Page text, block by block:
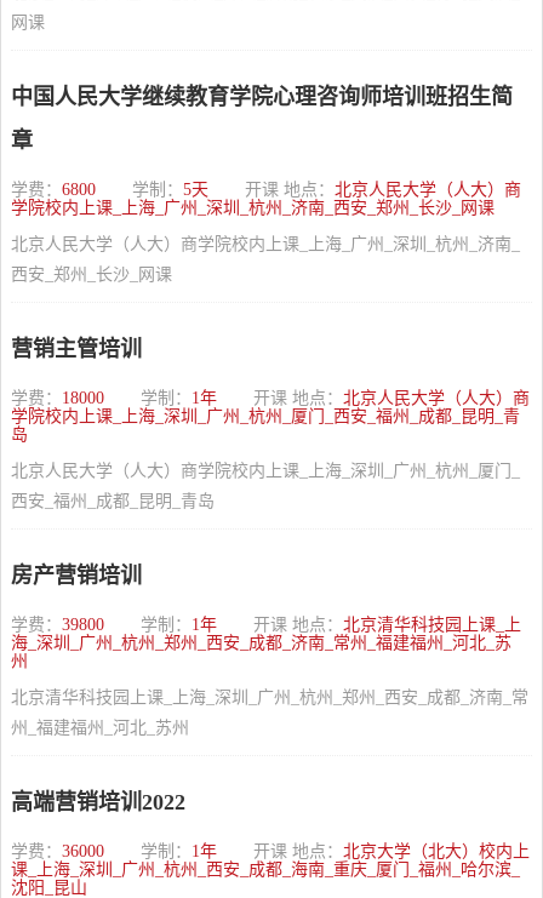
网课
中国人民大学继续教育学院心理咨询师培训班招生简
章
学费： 6800 学制： 5天 开课 地点： 北京人民大学（人大）商
学院校内上课_上海_广州_深圳_杭州_济南_西安_郑州_长沙_网课
北京人民大学（人大）商学院校内上课_上海_广州_深圳_杭州_济南_
西安_郑州_长沙_网课
营销主管培训
学费： 18000 学制： 1年 开课 地点： 北京人民大学（人大）商
学院校内上课_上海_深圳_广州_杭州_厦门_西安_福州_成都_昆明_青
岛
北京人民大学（人大）商学院校内上课_上海_深圳_广州_杭州_厦门_
西安_福州_成都_昆明_青岛
房产营销培训
学费： 39800 学制： 1年 开课 地点： 北京清华科技园上课_上
海_深圳_广州_杭州_郑州_西安_成都_济南_常州_福建福州_河北_苏
州
北京清华科技园上课_上海_深圳_广州_杭州_郑州_西安_成都_济南_常
州_福建福州_河北_苏州
高端营销培训2022
学费： 36000 学制： 1年 开课 地点： 北京大学（北大）校内上
课_上海_深圳_广州_杭州_西安_成都_海南_重庆_厦门_福州_哈尔滨_
沈阳_昆山